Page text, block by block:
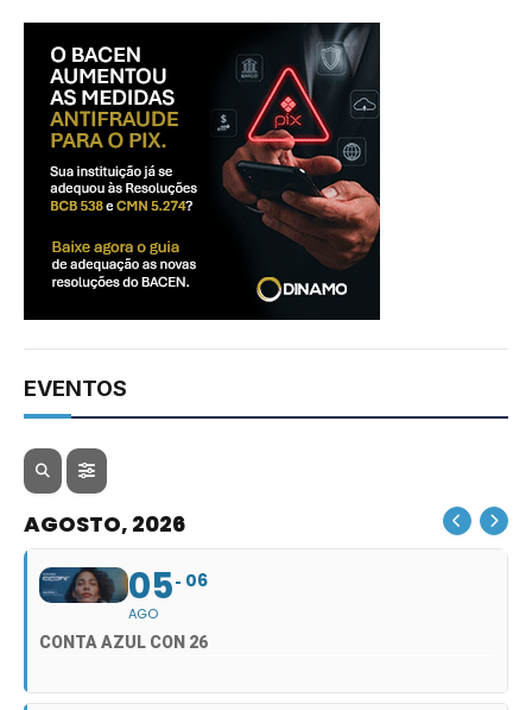
EVENTOS
AGOSTO, 2026
05
AGO
06
CONTA AZUL CON 26